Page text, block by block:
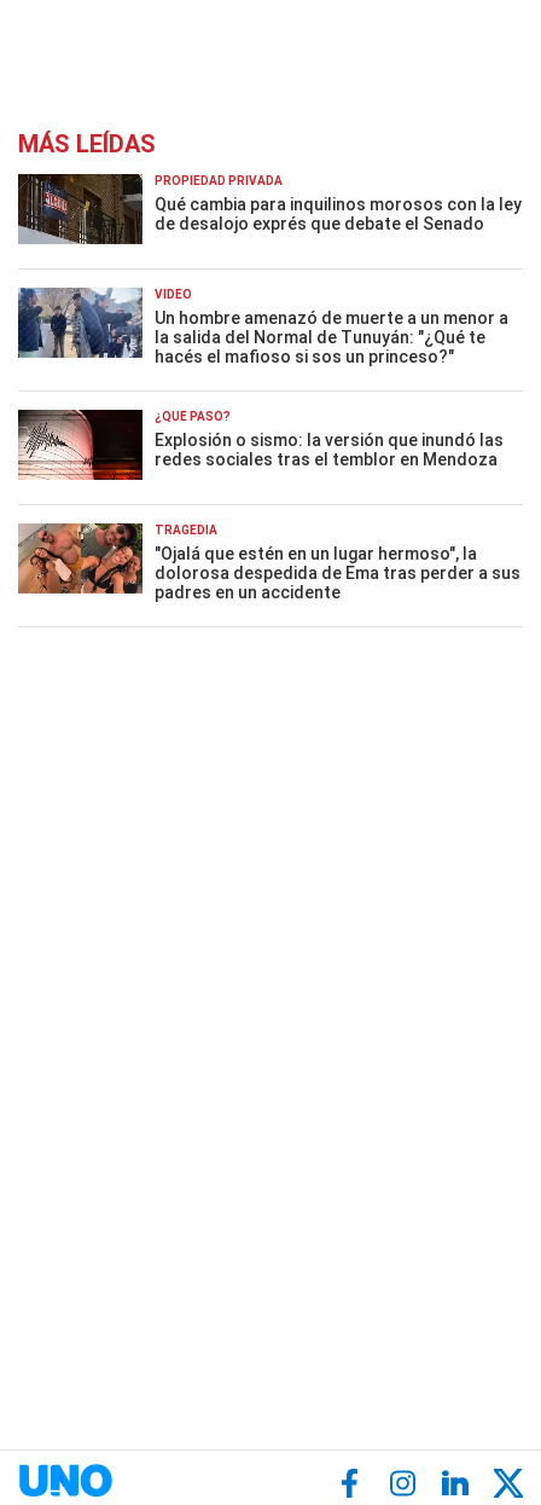
MÁS LEÍDAS
PROPIEDAD PRIVADA
Qué cambia para inquilinos morosos con la ley
de desalojo exprés que debate el Senado
VIDEO
Un hombre amenazó de muerte a un menor a
la salida del Normal de Tunuyán: "¿Qué te
hacés el mafioso si sos un princeso?"
¿QUÉ PASÓ?
Explosión o sismo: la versión que inundó las
redes sociales tras el temblor en Mendoza
TRAGEDIA
"Ojalá que estén en un lugar hermoso", la
dolorosa despedida de Ema tras perder a sus
padres en un accidente